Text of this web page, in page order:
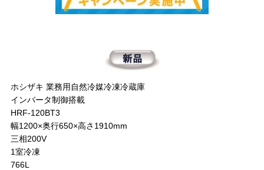
ホシザキ 業務用自然冷媒冷凍冷蔵庫
インバータ制御搭載
HRF-120BT3
幅1200×奥行650×高さ1910mm
三相200V
1室冷凍
766L